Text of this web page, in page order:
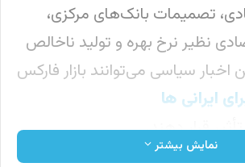
تصمیمات بانک‌های مرکزی،
نظیر نرخ بهره و تولید ناخالص
سیاسی می‌توانند بازار فارکس
ایرانی ها
قرار دهند.
نمایش بیشتر